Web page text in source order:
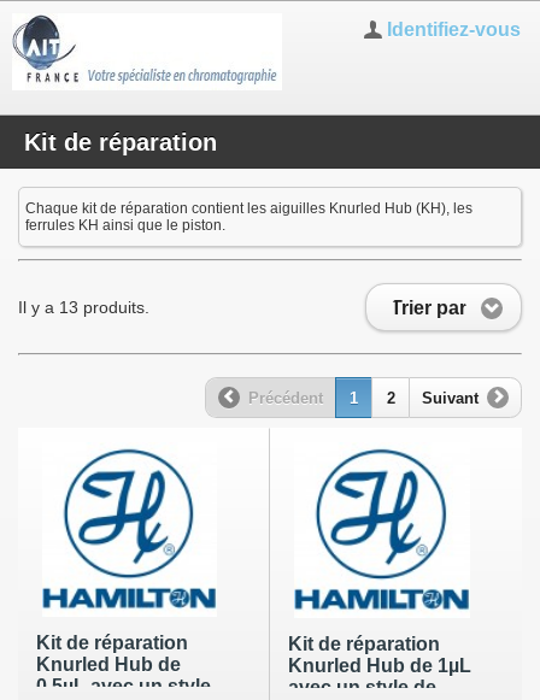
Identifiez-vous
Kit de réparation
Chaque kit de réparation contient les aiguilles Knurled Hub (KH), les
ferrules KH ainsi que le piston.
Trier par
Il y a 13 produits.
Précédent 1 2 Suivant
Kit de réparation
Knurled Hub de
0,5µL avec un style
Kit de réparation
Knurled Hub de 1µL
avec un style de